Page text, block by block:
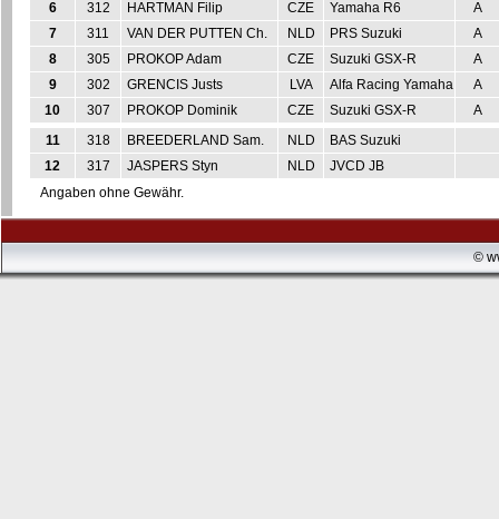
6
312 HARTMAN Filip CZE Yamaha R6
A
7
311 VAN DER PUTTEN Ch. NLD PRS Suzuki
A
8
305 PROKOP Adam CZE Suzuki GSX-R
A
9
302 GRENCIS Justs LVA Alfa Racing Yamaha
A
10
307 PROKOP Dominik CZE Suzuki GSX-R
A
11
318 BREEDERLAND Sam. NLD
BAS Suzuki
12
317 JASPERS Styn NLD
JVCD JB
Angaben ohne Gewähr.
©